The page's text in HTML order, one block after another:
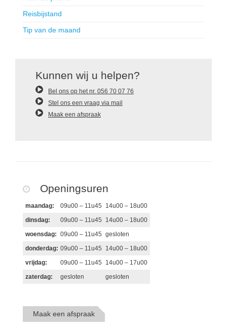
Reisbijstand
Tip van de maand
Kunnen wij u helpen?
Bel ons op het nr. 056 70 07 76
Stel ons een vraag via mail
Maak een afspraak
Openingsuren
maandag: 09u00 – 11u45
14u00 – 18u00
dinsdag:
09u00 – 11u45
14u00 – 18u00
woensdag: 09u00 – 11u45 gesloten
donderdag: 09u00 – 11u45
14u00 – 18u00
vrijdag:
09u00 – 11u45
14u00 – 17u00
zaterdag:
gesloten gesloten
Maak een afspraak